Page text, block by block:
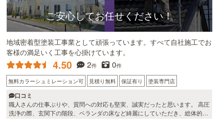
ご安心してお任せください！
地域密着型塗装工事業として頑張っています。すべて自社施工でお
客様の満足いく工事を心掛けています。
4.50 2件 0件
無料カラーシュミレーション可 見積り無料 保証有り 塗装専門店
口コミ
職人さんの仕事ぶりや、質問への対応も堅実、誠実だったと思います。 高圧
洗浄の際、玄関下の階段、ベランダの床など綺麗にしていただき、総体的に